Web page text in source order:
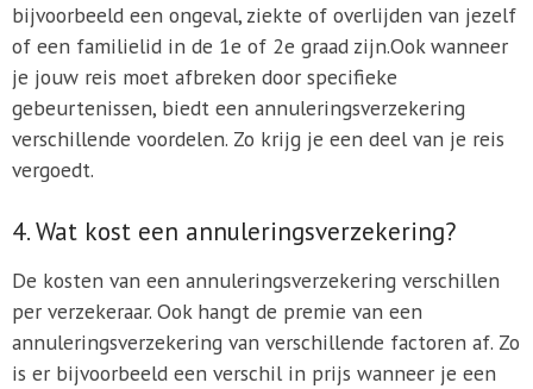
bijvoorbeeld een ongeval, ziekte of overlijden van jezelf
of een familielid in de 1e of 2e graad zijn.Ook wanneer
je jouw reis moet afbreken door specifieke
gebeurtenissen, biedt een annuleringsverzekering
verschillende voordelen. Zo krijg je een deel van je reis
vergoedt.
4. Wat kost een annuleringsverzekering?
De kosten van een annuleringsverzekering verschillen
per verzekeraar. Ook hangt de premie van een
annuleringsverzekering van verschillende factoren af. Zo
is er bijvoorbeeld een verschil in prijs wanneer je een